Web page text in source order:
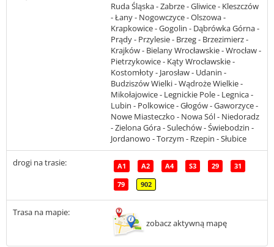
Ruda Śląska - Zabrze - Gliwice - Kleszczów
- Łany - Nogowczyce - Olszowa -
Krapkowice - Gogolin - Dąbrówka Górna -
Prądy - Przylesie - Brzeg - Brzezimierz -
Krajków - Bielany Wrocławskie - Wrocław -
Pietrzykowice - Kąty Wrocławskie -
Kostomłoty - Jarosław - Udanin -
Budziszów Wielki - Wądroże Wielkie -
Mikołajowice - Legnickie Pole - Legnica -
Lubin - Polkowice - Głogów - Gaworzyce -
Nowe Miasteczko - Nowa Sól - Niedoradz
- Zielona Góra - Sulechów - Świebodzin -
Jordanowo - Torzym - Rzepin - Słubice
drogi na trasie: A1 A2 A4 S3 29 31
79 902
Trasa na mapie:
zobacz aktywną mapę